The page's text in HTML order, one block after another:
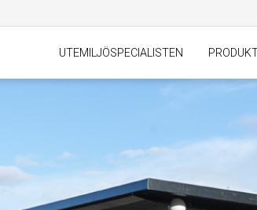
UTEMILJÖSPECIALISTEN